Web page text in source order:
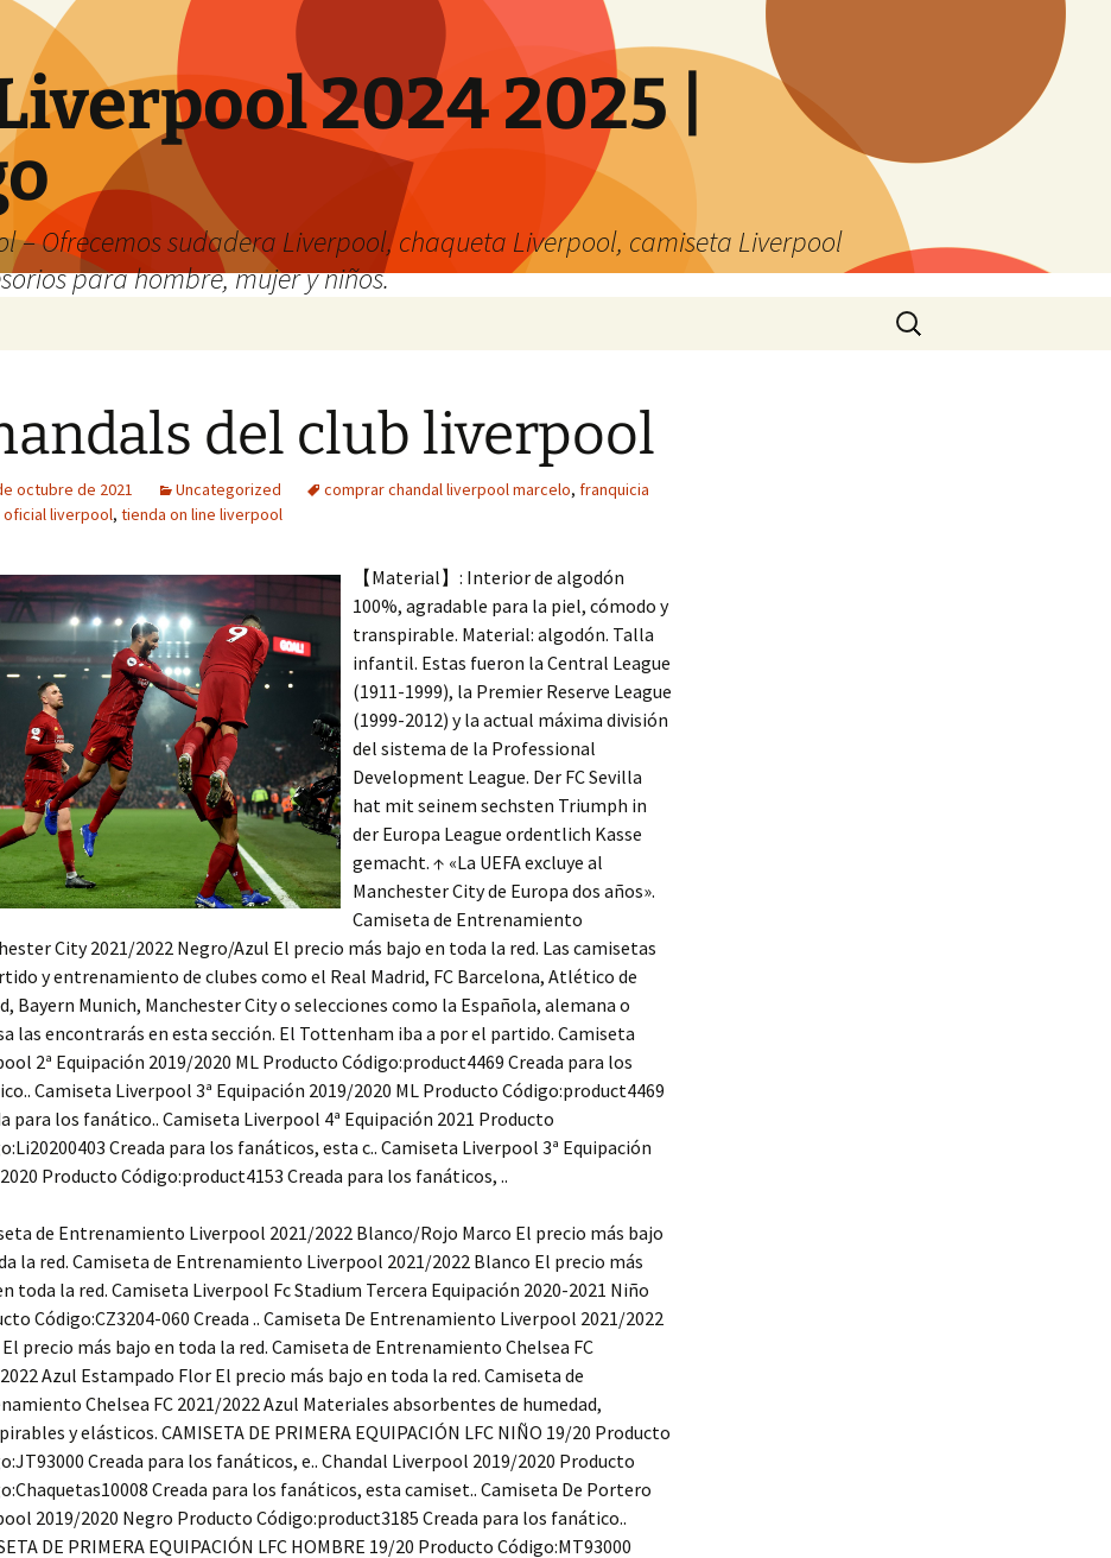
2024 2025 |
– Ofrecemos sudadera Liverpool, chaqueta Liverpool, camiseta Liverpool
para hombre, mujer y niños.
Buscar:
del club liverpool
octubre de 2021 Uncategorized comprar chandal liverpool marcelo, franquicia
oficial liverpool, tienda on line liverpool
【Material】: Interior de algodón
100%, agradable para la piel, cómodo y
transpirable. Material: algodón. Talla
infantil. Estas fueron la Central League
(1911-1999), la Premier Reserve League
(1999-2012) y la actual máxima división
del sistema de la Professional
Development League. Der FC Sevilla
hat mit seinem sechsten Triumph in
der Europa League ordentlich Kasse
gemacht. ↑ «La UEFA excluye al
Manchester City de Europa dos años».
Camiseta de Entrenamiento
City 2021/2022 Negro/Azul El precio más bajo en toda la red. Las camisetas
y entrenamiento de clubes como el Real Madrid, FC Barcelona, Atlético de
Bayern Munich, Manchester City o selecciones como la Española, alemana o
las encontrarás en esta sección. El Tottenham iba a por el partido. Camiseta
2ª Equipación 2019/2020 ML Producto Código:product4469 Creada para los
Camiseta Liverpool 3ª Equipación 2019/2020 ML Producto Código:product4469
para los fanático.. Camiseta Liverpool 4ª Equipación 2021 Producto
Creada para los fanáticos, esta c.. Camiseta Liverpool 3ª Equipación
Producto Código:product4153 Creada para los fanáticos, ..
de Entrenamiento Liverpool 2021/2022 Blanco/Rojo Marco El precio más bajo
la red. Camiseta de Entrenamiento Liverpool 2021/2022 Blanco El precio más
toda la red. Camiseta Liverpool Fc Stadium Tercera Equipación 2020-2021 Niño
Código:CZ3204-060 Creada .. Camiseta De Entrenamiento Liverpool 2021/2022
El precio más bajo en toda la red. Camiseta de Entrenamiento Chelsea FC
Azul Estampado Flor El precio más bajo en toda la red. Camiseta de
Chelsea FC 2021/2022 Azul Materiales absorbentes de humedad,
y elásticos. CAMISETA DE PRIMERA EQUIPACIÓN LFC NIÑO 19/20 Producto
Creada para los fanáticos, e.. Chandal Liverpool 2019/2020 Producto
Creada para los fanáticos, esta camiset.. Camiseta De Portero
2019/2020 Negro Producto Código:product3185 Creada para los fanático..
DE PRIMERA EQUIPACIÓN LFC HOMBRE 19/20 Producto Código:MT93000